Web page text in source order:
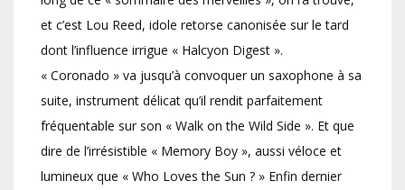
et c’est Lou Reed, idole retorse canonisée sur le tard
dont l’influence irrigue « Halcyon Digest ».
« Coronado » va jusqu’à convoquer un saxophone à sa
suite, instrument délicat qu’il rendit parfaitement
fréquentable sur son « Walk on the Wild Side ». Et que
dire de l’irrésistible « Memory Boy », aussi véloce et
lumineux que « Who Loves the Sun ? » Enfin dernier